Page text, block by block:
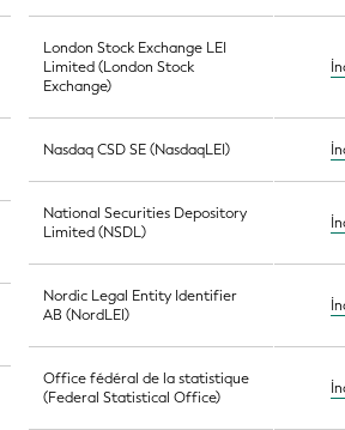
London Stock Exchange LEI
Limited (London Stock
Exchange)
Nasdaq CSD SE (NasdaqLEI)
National Securities Depository
Limited (NSDL)
Nordic Legal Entity Identifier
AB (NordLEI)
Office fédéral de la statistique
(Federal Statistical Office)